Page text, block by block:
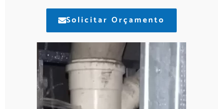
Solicitar Orçamento